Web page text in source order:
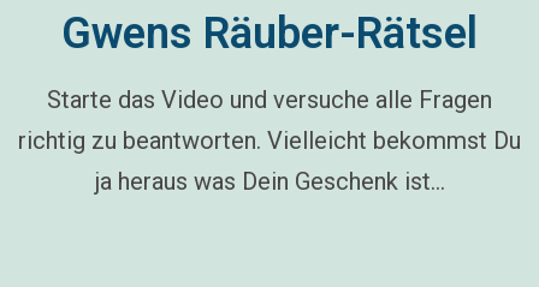
Gwens Räuber-Rätsel
Starte das Video und versuche alle Fragen
richtig zu beantworten. Vielleicht bekommst Du
ja heraus was Dein Geschenk ist…